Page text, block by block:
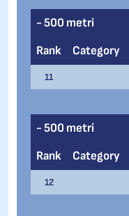
- 500 metri
Rank
Category
11
- 500 metri
Rank
Category
12